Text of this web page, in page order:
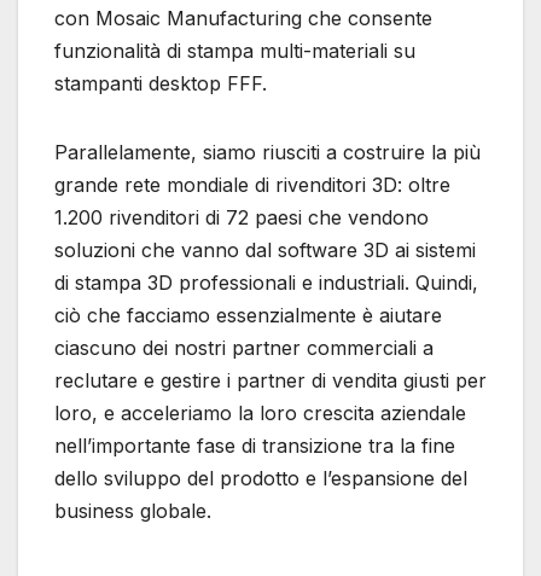
con Mosaic Manufacturing che consente
funzionalità di stampa multi-materiali su
stampanti desktop FFF.
Parallelamente, siamo riusciti a costruire la più
grande rete mondiale di rivenditori 3D: oltre
1.200 rivenditori di 72 paesi che vendono
soluzioni che vanno dal software 3D ai sistemi
di stampa 3D professionali e industriali. Quindi,
ciò che facciamo essenzialmente è aiutare
ciascuno dei nostri partner commerciali a
reclutare e gestire i partner di vendita giusti per
loro, e acceleriamo la loro crescita aziendale
nell’importante fase di transizione tra la fine
dello sviluppo del prodotto e l’espansione del
business globale.